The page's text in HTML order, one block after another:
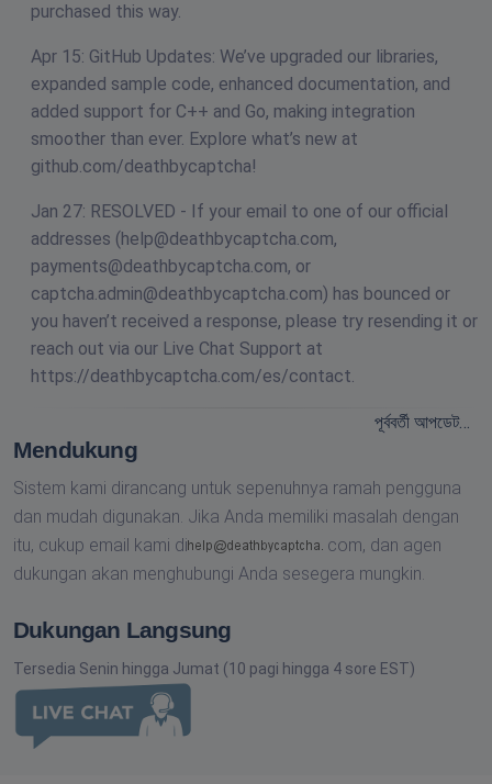
purchased this way.
Apr 15: GitHub Updates: We’ve upgraded our libraries,
expanded sample code, enhanced documentation, and
added support for C++ and Go, making integration
smoother than ever. Explore what’s new at
github.com/deathbycaptcha!
Jan 27: RESOLVED - If your email to one of our official
addresses (help@deathbycaptcha.com,
payments@deathbycaptcha.com, or
captcha.admin@deathbycaptcha.com) has bounced or
you haven’t received a response, please try resending it or
reach out via our Live Chat Support at
https://deathbycaptcha.com/es/contact.
পূর্ববর্তী আপডেট…
Mendukung
Sistem kami dirancang untuk sepenuhnya ramah pengguna
dan mudah digunakan. Jika Anda memiliki masalah dengan
itu, cukup email kami di
com, dan agen
dukungan akan menghubungi Anda sesegera mungkin.
Dukungan Langsung
Tersedia Senin hingga Jumat (10 pagi hingga 4 sore EST)